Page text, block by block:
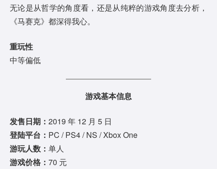
无论是从哲学的角度看，还是从纯粹的游戏角度去分析，
《马赛克》都深得我心。
重玩性
中等偏低
游戏基本信息
发售日期： 2019 年 12 月 5 日
登陆平台： PC / PS4 / NS / Xbox One
游玩人数： 单人
游戏价格： 70 元